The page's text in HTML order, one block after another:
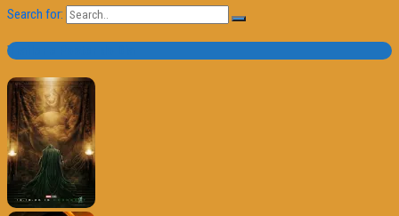
Search for:
Trailer e Poster do Dia